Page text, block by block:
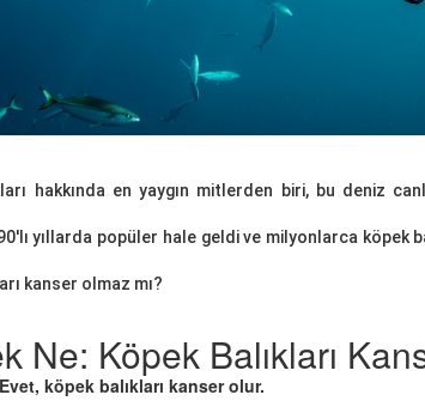
hakkında en yaygın mitlerden biri, bu deniz
yıllarda popüler hale geldi ve milyonlarca köpek
kanser olmaz mı?
Ne: Köpek Balıkları
Evet, köpek balıkları kanser olur.
Türkiye’deki Hayvan
Hastaneleri ve İletişim Bilgileri
20.05.2020
Kaçan Hayvanlar
12.01.2026